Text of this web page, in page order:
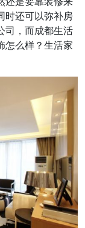
时还可以弥补房
司，而成都生活
怎么样？生活家